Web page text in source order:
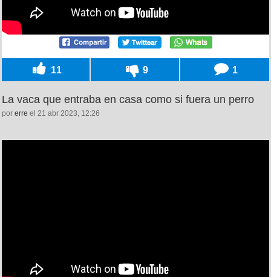
11 9 1
La vaca que entraba en casa como si fuera un perro
por erre el 21 abr 2023, 12:26